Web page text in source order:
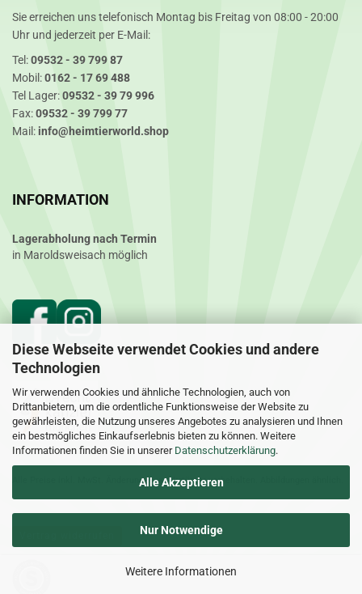
Diese Webseite verwendet Cookies und andere
Technologien
Wir verwenden Cookies und ähnliche Technologien, auch von
Drittanbietern, um die ordentliche Funktionsweise der Website zu
gewährleisten, die Nutzung unseres Angebotes zu analysieren und Ihnen
ein bestmögliches Einkaufserlebnis bieten zu können. Weitere
Informationen finden Sie in unserer Datenschutzerklärung.
Alle Akzeptieren
Nur Notwendige
Weitere Informationen
Sie erreichen uns telefonisch Montag bis Freitag von 08:00 - 20:00
Uhr und jederzeit per E-Mail:
Tel:09532 - 39 799 87
Mobil:0162 - 17 69 488
Tel Lager:09532 - 39 79 996
Fax:09532 - 39 799 77
Mail: info@heimtierworld.shop
INFORMATION
Lagerabholung nach Termin
in Maroldsweisach möglich
Alle Preise inkl. MwSt. Änderungen und Irrtümer vorbehalten. Abbildungen ähnlich.
Heimtierworld - Onlineshop für Aquaristik | Heimtierbedarf | Pflanzen |